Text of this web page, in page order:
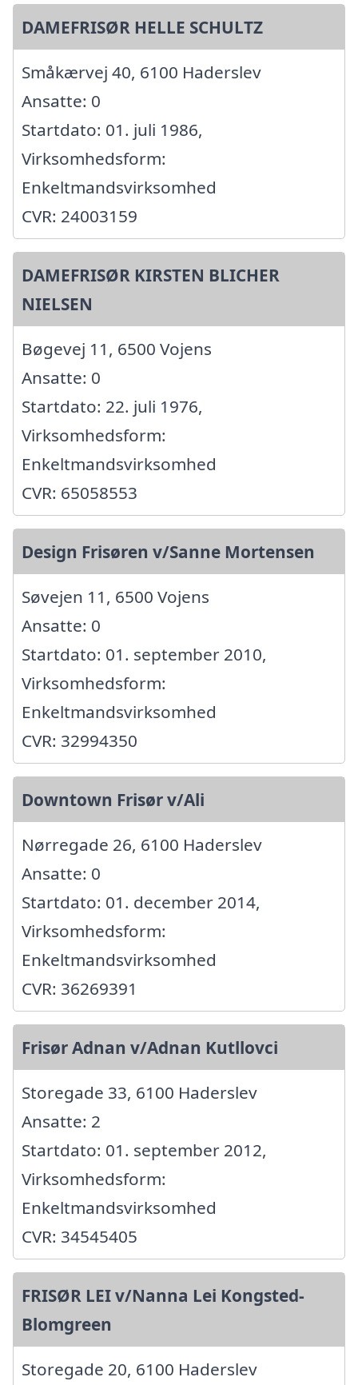
DAMEFRISØR HELLE SCHULTZ
Småkærvej 40, 6100 Haderslev
Ansatte: 0
Startdato: 01. juli 1986,
Virksomhedsform:
Enkeltmandsvirksomhed
CVR: 24003159
DAMEFRISØR KIRSTEN BLICHER
NIELSEN
Bøgevej 11, 6500 Vojens
Ansatte: 0
Startdato: 22. juli 1976,
Virksomhedsform:
Enkeltmandsvirksomhed
CVR: 65058553
Design Frisøren v/Sanne Mortensen
Søvejen 11, 6500 Vojens
Ansatte: 0
Startdato: 01. september 2010,
Virksomhedsform:
Enkeltmandsvirksomhed
CVR: 32994350
Downtown Frisør v/Ali
Nørregade 26, 6100 Haderslev
Ansatte: 0
Startdato: 01. december 2014,
Virksomhedsform:
Enkeltmandsvirksomhed
CVR: 36269391
Frisør Adnan v/Adnan Kutllovci
Storegade 33, 6100 Haderslev
Ansatte: 2
Startdato: 01. september 2012,
Virksomhedsform:
Enkeltmandsvirksomhed
CVR: 34545405
FRISØR LEI v/Nanna Lei Kongsted-
Blomgreen
Storegade 20, 6100 Haderslev